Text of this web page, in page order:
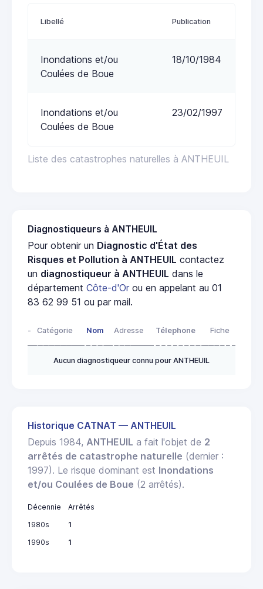
Liste des catastrophes naturelles à ANTHEUIL
Libellé Publication
Inondations et/ou
Coulées de Boue
18/10/1984
Inondations et/ou
Coulées de Boue
23/02/1997
Diagnostiqueurs à ANTHEUIL
Pour obtenir un Diagnostic d'État des
Risques et Pollution à ANTHEUIL contactez
un diagnostiqueur à ANTHEUIL dans le
département Côte-d'Or ou en appelant au 01
83 62 99 51 ou par mail.
- Catégorie Nom Adresse Télephone Fiche
Aucun diagnostiqueur connu pour ANTHEUIL
Historique CATNAT — ANTHEUIL
Depuis 1984, ANTHEUIL a fait l'objet de 2
arrêtés de catastrophe naturelle (dernier :
1997). Le risque dominant est Inondations
et/ou Coulées de Boue (2 arrêtés).
Décennie
Arrêtés
1980s
1
1990s
1